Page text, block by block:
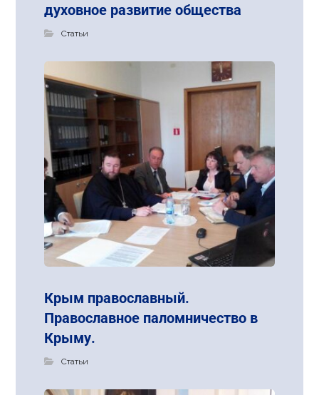
духовное развитие общества
Статьи
Крым православный.
Православное паломничество в
Крыму.
Статьи